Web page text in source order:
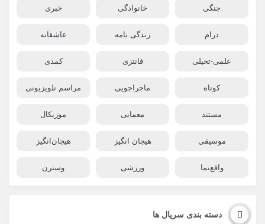
جنگی خانوادگی خبری
درام زندگی نامه عاشقانه
علمی-تخیلی فانتزی کمدی
کوتاه ماجراجویی مراسم تلویزیونی
مستند معمایی موزیکال
موسیقی هیجان انگیز هیجان‌انگیز
واقع‌نما ورزشی وسترن
دسته بندی سریال ها